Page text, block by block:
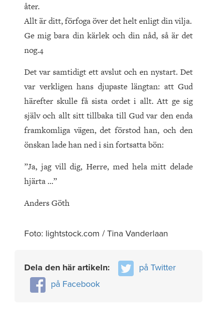
åter.
Allt är ditt, förfoga över det helt enligt din vilja.
Ge mig bara din kärlek och din nåd, så är det
nog.4
Det var samtidigt ett avslut och en nystart. Det
var verkligen hans djupaste längtan: att Gud
härefter skulle få sista ordet i allt. Att ge sig
själv och allt sitt tillbaka till Gud var den enda
framkomliga vägen, det förstod han, och den
önskan lade han ned i sin fortsatta bön:
”Ja, jag vill dig, Herre, med hela mitt delade
hjärta …”
Anders Göth
Foto: lightstock.com / Tina Vanderlaan
Dela den här artikeln:
på Twitter
på Facebook